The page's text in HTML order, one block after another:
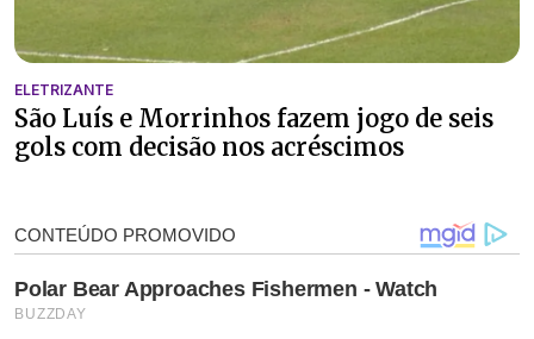
ELETRIZANTE
São Luís e Morrinhos fazem jogo de seis
gols com decisão nos acréscimos